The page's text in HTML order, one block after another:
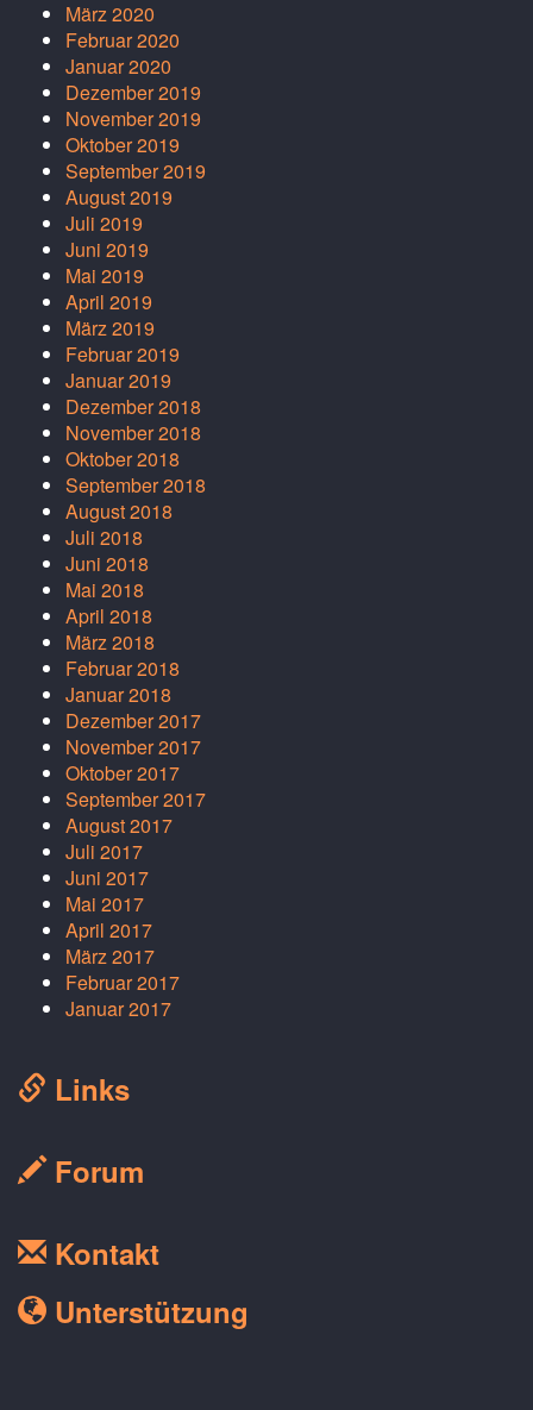
März 2020
Februar 2020
Januar 2020
Dezember 2019
November 2019
Oktober 2019
September 2019
August 2019
Juli 2019
Juni 2019
Mai 2019
April 2019
März 2019
Februar 2019
Januar 2019
Dezember 2018
November 2018
Oktober 2018
September 2018
August 2018
Juli 2018
Juni 2018
Mai 2018
April 2018
März 2018
Februar 2018
Januar 2018
Dezember 2017
November 2017
Oktober 2017
September 2017
August 2017
Juli 2017
Juni 2017
Mai 2017
April 2017
März 2017
Februar 2017
Januar 2017
Links
Forum
Kontakt
Unterstützung